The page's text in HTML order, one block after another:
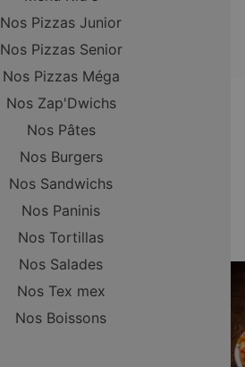
Nos Pizzas Junior
Nos Pizzas Senior
Nos Pizzas Méga
Nos Zap'Dwichs
Nos Pâtes
Nos Burgers
Nos Sandwichs
Nos Paninis
Nos Tortillas
Nos Salades
Nos Tex mex
Nos Boissons